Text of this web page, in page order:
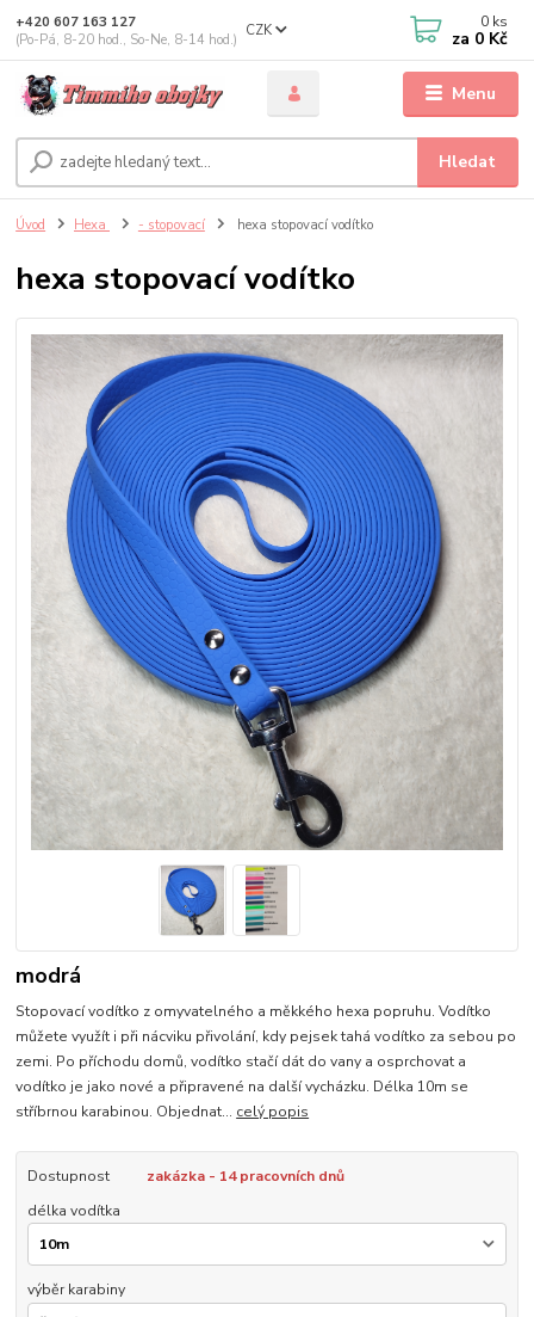
Menu
CZK
Hledat
+420 607 163 127
(Po-Pá, 8-20 hod., So-Ne, 8-14 hod.)
0 ks
za 0 Kč
Úvod Hexa - stopovací hexa stopovací vodítko
hexa stopovací vodítko
modrá
Stopovací vodítko z omyvatelného a měkkého hexa popruhu. Vodítko
můžete využít i při nácviku přivolání, kdy pejsek tahá vodítko za sebou po
zemi. Po příchodu domů, vodítko stačí dát do vany a osprchovat a
vodítko je jako nové a připravené na další vycházku. Délka 10m se
stříbrnou karabinou. Objednat... celý popis
Dostupnost
zakázka - 14 pracovních dnů
délka vodítka
výběr karabiny